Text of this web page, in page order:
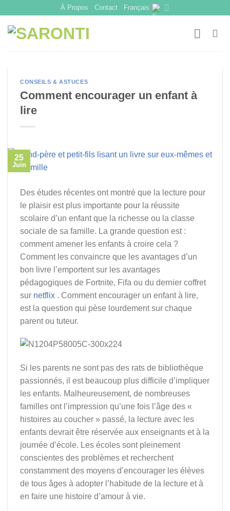
content
À Propos Contact Français
CONSEILS & ASTUCES
Comment encourager un enfant à
lire
25
Juin
Des études récentes ont montré que la lecture pour
le plaisir est plus importante pour la réussite
scolaire d’un enfant que la richesse ou la classe
sociale de sa famille. La grande question est :
comment amener les enfants à croire cela ?
Comment les convaincre que les avantages d’un
bon livre l’emportent sur les avantages
pédagogiques de Fortnite, Fifa ou du dernier coffret
sur netflix . Comment encourager un enfant à lire,
est la question qui pèse lourdement sur chaque
parent ou tuteur.
Si les parents ne sont pas des rats de bibliothèque
passionnés, il est beaucoup plus difficile d’impliquer
les enfants. Malheureusement, de nombreuses
familles ont l’impression qu’une fois l’âge des «
histoires au coucher » passé, la lecture avec les
enfants devrait être réservée aux enseignants et à la
journée d’école. Les écoles sont pleinement
conscientes des problèmes et recherchent
constamment des moyens d’encourager les élèves
de tous âges à adopter l’habitude de la lecture et à
en faire une histoire d’amour à vie.